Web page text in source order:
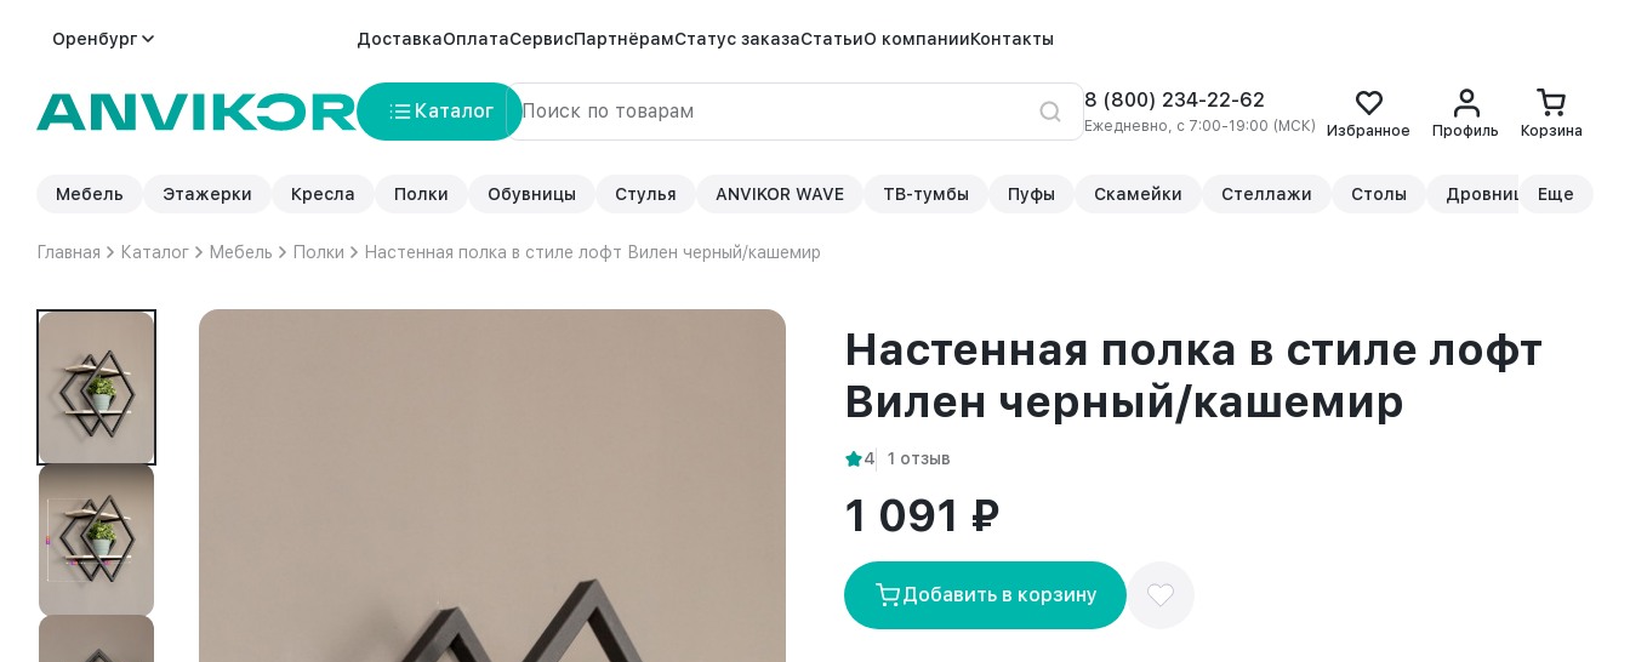
Оренбург ДоставкаОплатаСервисПартнёрамСтатус заказаСтатьиО компанииКонтакты
Каталог 8 (800) 234-22-62
Ежедневно, с 7:00-19:00 (МСК) Избранное Профиль Корзина
Мебель Этажерки Кресла Полки Обувницы Стулья ANVIKOR WAVE ТВ-тумбы Пуфы Скамейки Стеллажи Столы Дровницы Еще
Главная Каталог Мебель Полки Настенная полка в стиле лофт Вилен черный/кашемир
Настенная полка в стиле лофт
Вилен черный/кашемир
4 1 отзыв
1 091 ₽
Добавить в корзину